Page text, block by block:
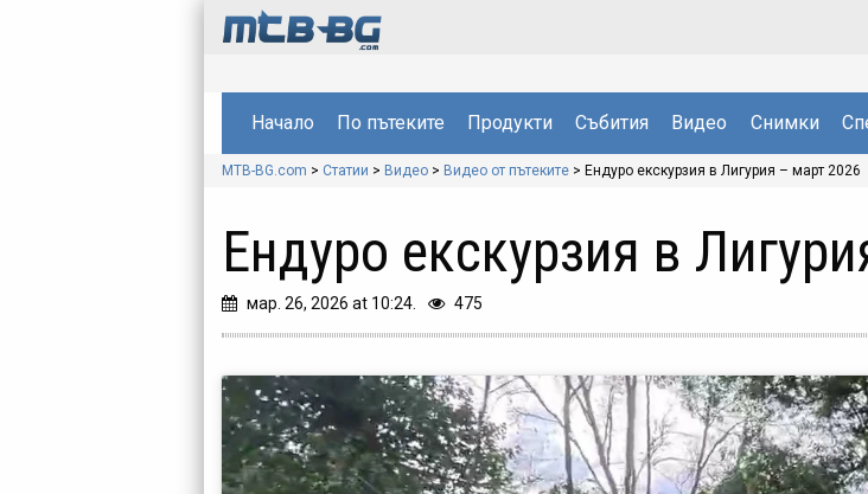
Начало По пътеките Продукти Събития Видео Снимки
MTB-BG.com > Статии > Видео > Видео от пътеките > Ендуро екскурзия в Лигурия – март 2026
Ендуро екскурзия в
мар. 26, 2026 at 10:24. 475